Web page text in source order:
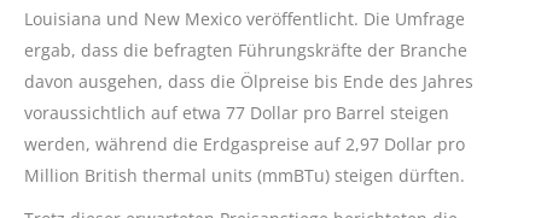
Louisiana und New Mexico veröffentlicht. Die Umfrage
ergab, dass die befragten Führungskräfte der Branche
davon ausgehen, dass die Ölpreise bis Ende des Jahres
voraussichtlich auf etwa 77 Dollar pro Barrel steigen
werden, während die Erdgaspreise auf 2,97 Dollar pro
Million British thermal units (mmBTu) steigen dürften.